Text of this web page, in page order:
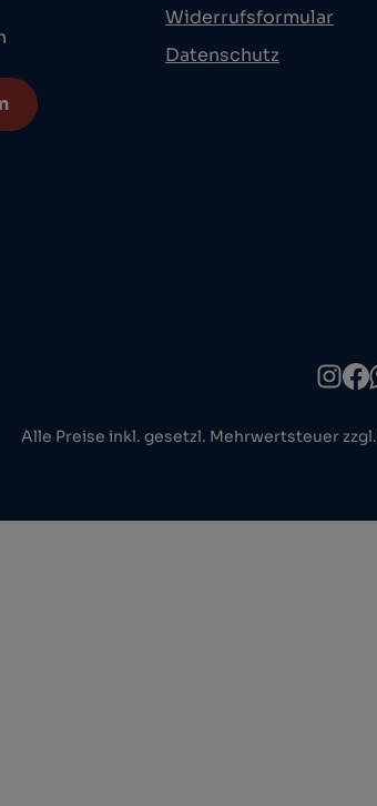
Widerrufsformular
Datenschutz
Alle Preise inkl. gesetzl. Mehrwertsteuer zzgl.